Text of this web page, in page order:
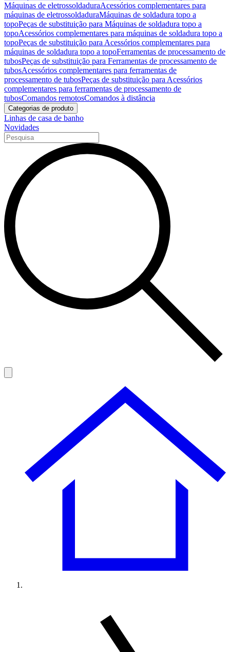
Máquinas de eletrossoldaduraAcessórios complementares para
máquinas de eletrossoldaduraMáquinas de soldadura topo a
topoPeças de substituição para Máquinas de soldadura topo a
topoAcessórios complementares para máquinas de soldadura topo a
topoPeças de substituição para Acessórios complementares para
máquinas de soldadura topo a topoFerramentas de processamento de
tubosPeças de substituição para Ferramentas de processamento de
tubosAcessórios complementares para ferramentas de
processamento de tubosPeças de substituição para Acessórios
complementares para ferramentas de processamento de
tubosComandos remotosComandos à distância
Categorias de produto
Linhas de casa de banho
Novidades